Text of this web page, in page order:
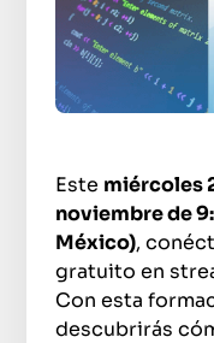
Este miércoles
noviembre de
México),
gratuito en
Con esta
descubrirás